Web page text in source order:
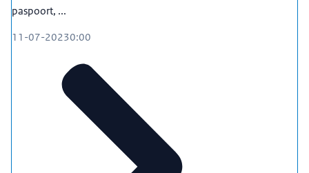
paspoort, ...
11-07-20230:00